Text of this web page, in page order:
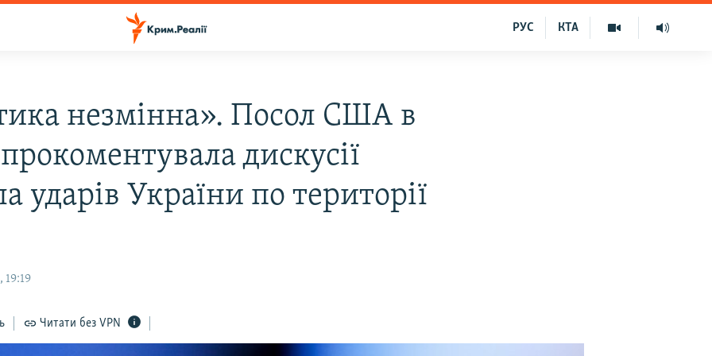
КТА
РУС
незмінна». Посол США в
дискусії
ударів України по території
19:19
Читати без VPN